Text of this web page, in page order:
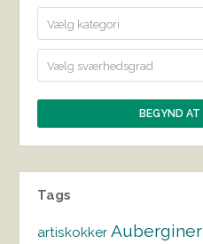
Vælg kategori
Vælg sværhedsgrad
Tags
artiskokker Auberginer